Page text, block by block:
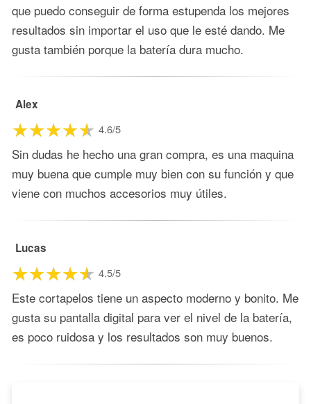
que puedo conseguir de forma estupenda los mejores
resultados sin importar el uso que le esté dando. Me
gusta también porque la batería dura mucho.
Alex
4.6/5
Sin dudas he hecho una gran compra, es una maquina
muy buena que cumple muy bien con su función y que
viene con muchos accesorios muy útiles.
Lucas
4.5/5
Este cortapelos tiene un aspecto moderno y bonito. Me
gusta su pantalla digital para ver el nivel de la batería,
es poco ruidosa y los resultados son muy buenos.